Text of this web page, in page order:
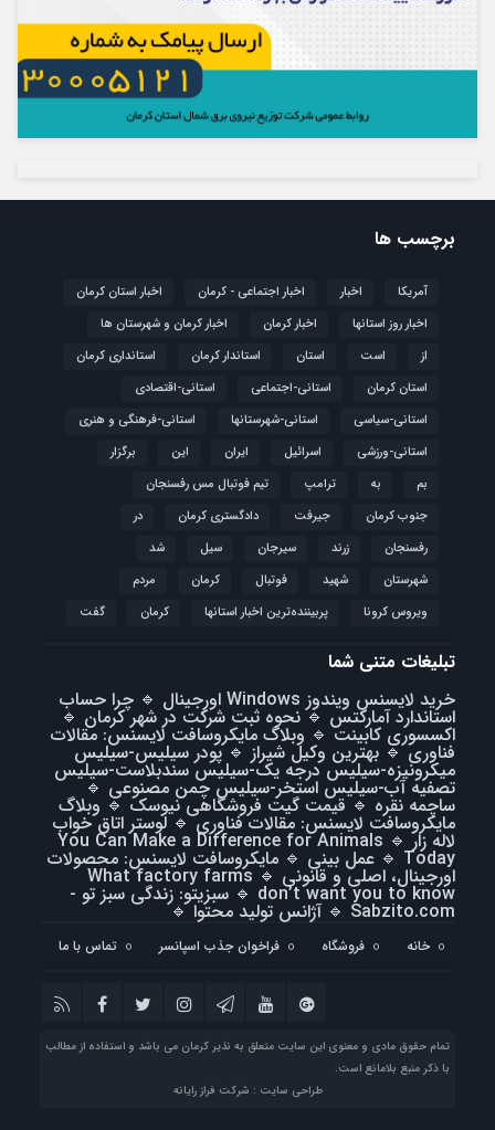
برچسب ها
آمریکا اخبار اخبار اجتماعی - کرمان
اخبار استان کرمان
اخبار روز استانها
اخبار کرمان
اخبار کرمان و شهرستان ها
از
است استان استاندار کرمان
استانداری کرمان
استان کرمان
استانی-اجتماعی
استانی-اقتصادی
استانی-سیاسی
استانی-شهرستانها
استانی-فرهنگی و هنری
استانی-ورزشی
اسرائیل ایران این
برگزار
بم
به ترامپ
تیم فوتبال مس رفسنجان
جنوب کرمان
جیرفت دادگستری کرمان
در
رفسنجان
زرند سیرجان سیل
شد
شهرستان
شهید فوتبال كرمان
مردم
ویروس کرونا
پربیننده‌ترین اخبار استانها کرمان گفت
تبلیغات متنی شما
خرید لایسنس ویندوز Windows اورجینال
🔹 چرا حساب
استاندارد آمارکتس 🔹نحوه ثبت شرکت در شهر کرمان 🔹
اکسسوری کابینت 🔹 وبلاگ مایکروسافت لایسنس: مقالات
فناوری🔹 بهترین وکیل شیراز 🔹پودر سیلیس-سیلیس
میکرونیزه-سیلیس درجه یک-سیلیس سندبلاست-سیلیس
تصفیه آب-سیلیس استخر-سیلیس چمن مصنوعی 🔹
ساچمه نقره 🔹قیمت گیت فروشگاهی نیوسک 🔹 وبلاگ
مایکروسافت لایسنس: مقالات فناوری🔹لوستر اتاق خواب
لاله زار 🔹
You Can Make a Difference for Animals
Today
🔹 عمل بینی 🔹 مایکروسافت لایسنس: محصولات
اورجینال، اصلی و قانونی 🔹
What factory farms
don’t want you to know
🔹 سبزیتو: زندگی سبز تو -
Sabzito.com
🔹 آژانس تولید محتوا🔹
خانه فروشگاه فراخوان جذب اسپانسر تماس با ما
تمام حقوق مادی و معنوی این سایت متعلق به نذیر کرمان می باشد و استفاده از مطالب
با ذکر منبع بلامانع است.
طراحی سایت : شرکت فراز رایانه